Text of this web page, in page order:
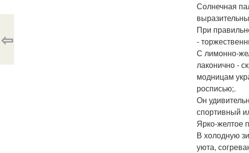
Солнечная
При
-
С лимонно-
лаконично -
модницам
росписью;.
Он
спортивный
Ярко-желтое
В холодную
уюта,
⇦